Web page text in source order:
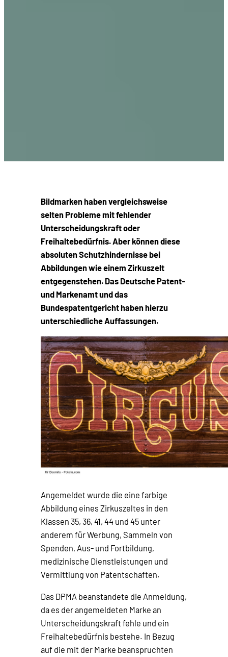
Bildmarken haben vergleichsweise
selten Probleme mit fehlender
Unterscheidungskraft oder
Freihaltebedürfnis. Aber können diese
absoluten Schutzhindernisse bei
Abbildungen wie einem Zirkuszelt
entgegenstehen. Das Deutsche Patent-
und Markenamt und das
Bundespatentgericht haben hierzu
unterschiedliche Auffassungen.
Angemeldet wurde die eine farbige
Abbildung eines Zirkuszeltes in den
Klassen 35, 36, 41, 44 und 45 unter
anderem für Werbung, Sammeln von
Spenden, Aus- und Fortbildung,
medizinische Dienstleistungen und
Vermittlung von Patentschaften.
Das DPMA beanstandete die Anmeldung,
da es der angemeldeten Marke an
Unterscheidungskraft fehle und ein
Freihaltebedürfnis bestehe. In Bezug
auf die mit der Marke beanspruchten